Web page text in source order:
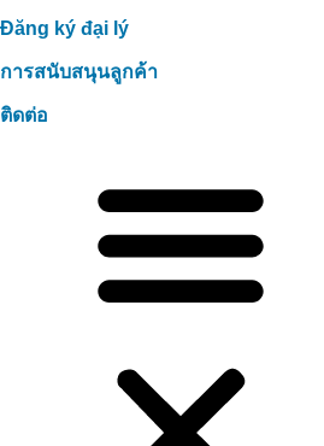
Đăng ký đại lý
การสนับสนุนลูกค้า
ติดต่อ